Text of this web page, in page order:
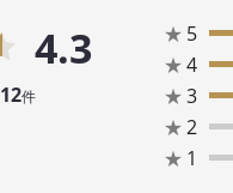
4.3
12件
★ 5
★4
★3
★2
★ 1